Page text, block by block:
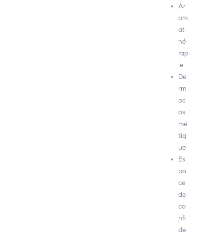
Ar
om
at
hé
rap
ie
De
rm
oc
os
mé
tiq
ue
Es
pa
ce
de
co
nfi
de